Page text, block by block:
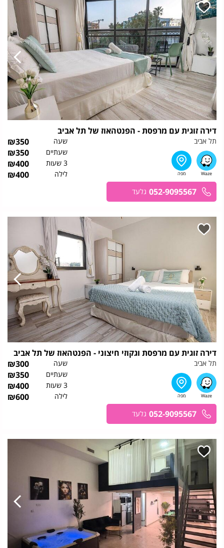
דירה זוגית עם מרפסת - הפנטהאוז של תל אביב
תל אביב שעה ₪350
שעתיים ₪350
3 שעות ₪400
לילה ₪400
052-9095567 גלעד
דירה זוגית עם מרפסת וגקוזי חיצוני - הפנטהאוז של תל אביב
תל אביב שעה ₪300
שעתיים ₪350
3 שעות ₪400
לילה ₪600
052-9095567 גלעד